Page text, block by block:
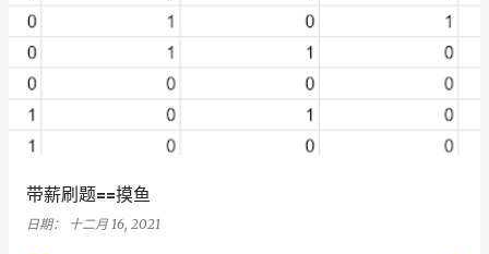
文
带薪刷题==摸鱼
日期： 十二月 16, 2021